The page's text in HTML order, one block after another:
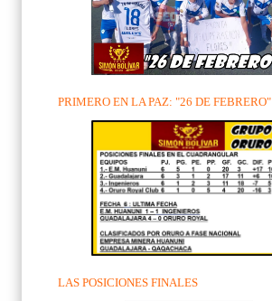
PRIMERO EN LA PAZ: "26 DE FEBRERO"
LAS POSICIONES FINALES